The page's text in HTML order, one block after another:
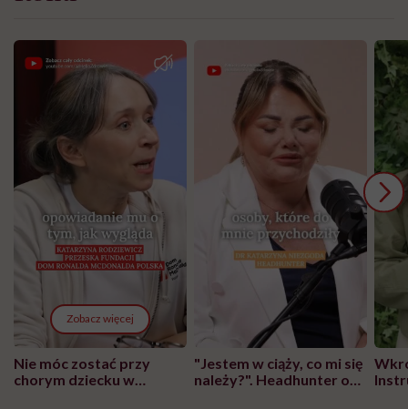
Zobacz więcej
Nie móc zostać przy
chorym dziecku w
"Jestem w ciąży, co mi się
należy?". Headhunter o